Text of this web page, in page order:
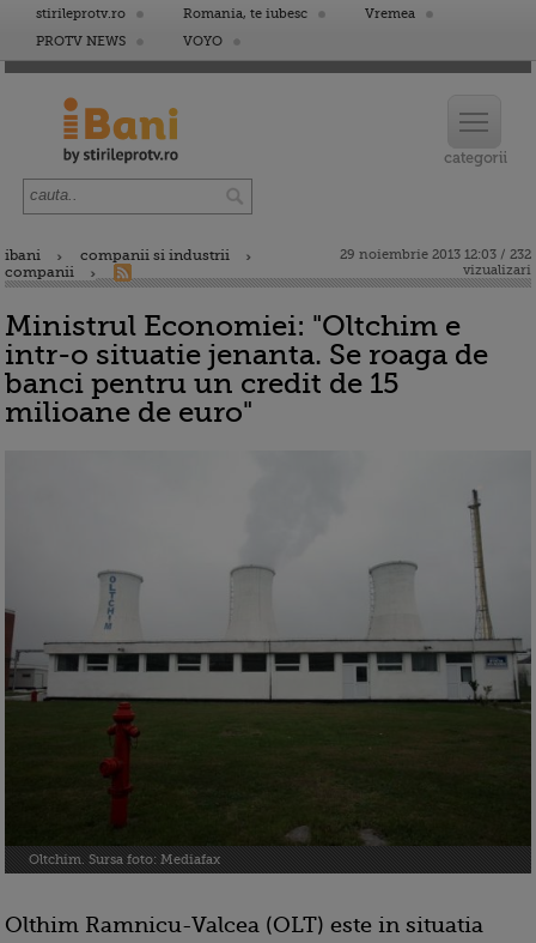
stirileprotv.ro Romania, te iubesc
Vremea
PROTV NEWS
VOYO
ibani
companii si industrii
companii
29 noiembrie 2013 12:03 / 232
vizualizari
Ministrul Economiei: "Oltchim e
intr-o situatie jenanta. Se roaga de
banci pentru un credit de 15
milioane de euro"
Oltchim. Sursa foto: Mediafax
Olthim Ramnicu-Valcea (OLT) este in situatia